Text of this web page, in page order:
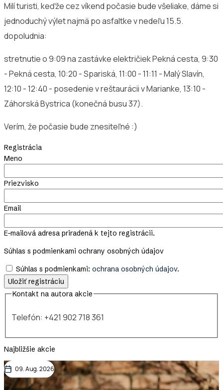
Milí turisti, keďže cez víkend počasie bude všeliake, dáme si
jednoduchý výlet najmä po asfaltke v nedeľu 15.5.
dopoludnia:
stretnutie o 9:09 na zastávke električiek Pekná cesta, 9:30
- Pekná cesta, 10:20 - Spariská, 11:00 - 11:11 - Malý Slavín,
12:10 - 12:40 - posedenie v reštaurácii v Marianke, 13:10 -
Záhorská Bystrica (konečná busu 37).
Verím, že počasie bude znesiteľné :)
Registrácia
Meno
Priezvisko
Email
E-mailová adresa priradená k tejto registrácii.
Súhlas s podmienkami ochrany osobných údajov
Súhlas s podmienkami: ochrana osobných údajov.
Kontakt na autora akcie
Telefón: +421 902 718 361
Najbližšie akcie
09. Aug. 2026